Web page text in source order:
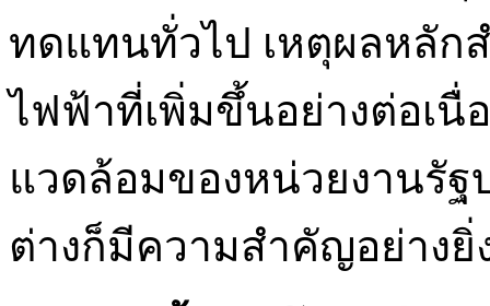
ทดแทนทั่วไป เหตุผลหลัก
ไฟฟ้าที่เพิ่มขึ้นอย่างต่อเ
แวดล้อมของหน่วยงานรั
ต่างก็มีความสำคัญอย่างยิ่